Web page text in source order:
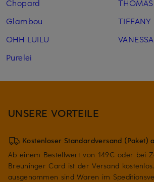
Chopard
Glambou
OHH LUILU
Purelei
UNSERE VORTEILE
Kostenloser Standardversand (Paket)
Ab einem Bestellwert von 149€ oder bei
Breuninger Card ist der Versand
ausgenommen sind Waren im